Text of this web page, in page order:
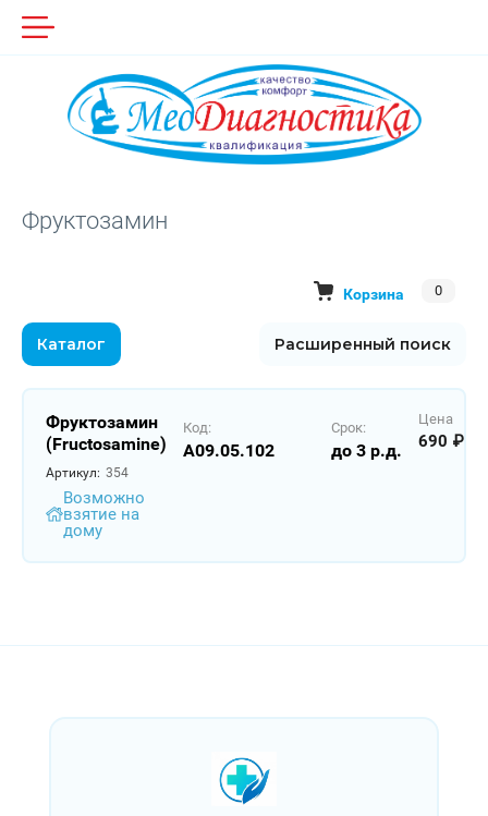
Фруктозамин
Корзина 0
Каталог Расширенный поиск
Фруктозамин
(Fructosamine)
Артикул: 354
Возможно
взятие на
дому
Код:
A09.05.102
Срок:
до 3 р.д.
Цена
690